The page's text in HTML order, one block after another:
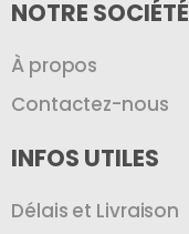
NOTRE SOCIÉTÉ
À propos
Contactez-nous
INFOS UTILES
Délais et Livraison